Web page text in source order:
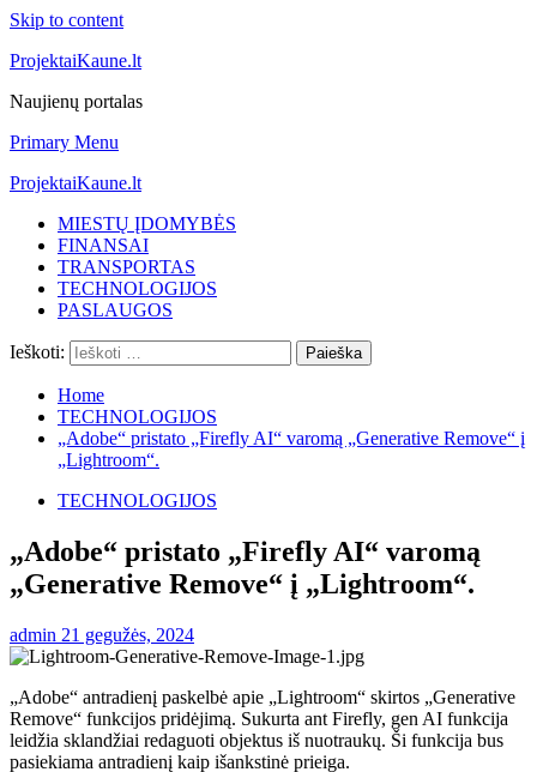
Skip to content
ProjektaiKaune.lt
Naujienų portalas
Primary Menu
ProjektaiKaune.lt
MIESTŲ ĮDOMYBĖS
FINANSAI
TRANSPORTAS
TECHNOLOGIJOS
PASLAUGOS
Ieškoti:
Home
TECHNOLOGIJOS
„Adobe“ pristato „Firefly AI“ varomą „Generative Remove“ į
„Lightroom“.
TECHNOLOGIJOS
„Adobe“ pristato „Firefly AI“ varomą
„Generative Remove“ į „Lightroom“.
admin 21 gegužės, 2024
„Adobe“ antradienį paskelbė apie „Lightroom“ skirtos „Generative
Remove“ funkcijos pridėjimą. Sukurta ant Firefly, gen AI funkcija
leidžia sklandžiai redaguoti objektus iš nuotraukų. Ši funkcija bus
pasiekiama antradienį kaip išankstinė prieiga.